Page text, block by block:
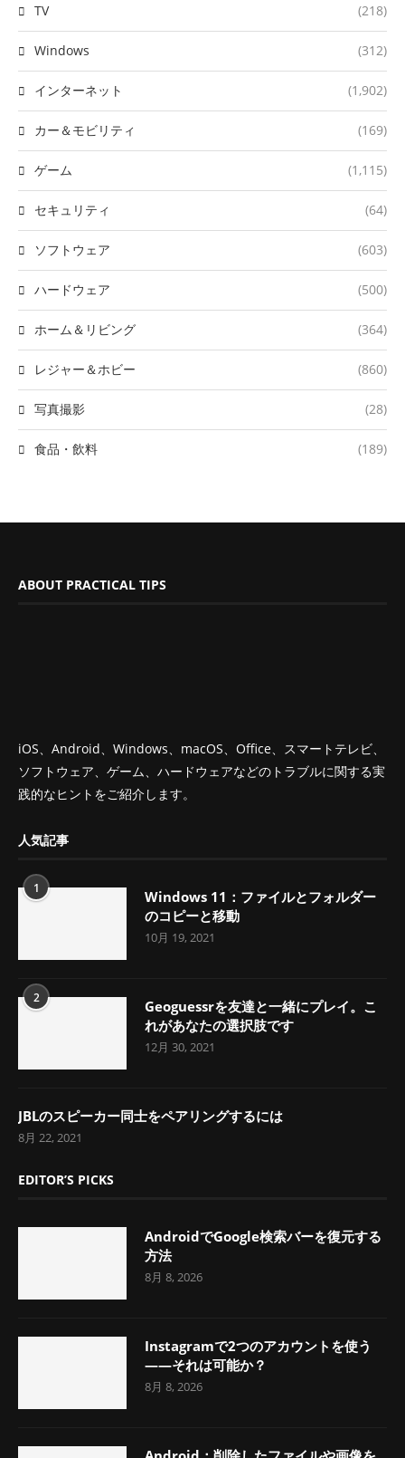
TV (218)
Windows (312)
インターネット (1,902)
カー＆モビリティ (169)
ゲーム (1,115)
セキュリティ (64)
ソフトウェア (603)
ハードウェア (500)
ホーム＆リビング (364)
レジャー＆ホビー (860)
写真撮影 (28)
食品・飲料 (189)
ABOUT PRACTICAL TIPS
iOS、Android、Windows、macOS、Office、スマートテレビ、
ソフトウェア、ゲーム、ハードウェアなどのトラブルに関する実
践的なヒントをご紹介します。
人気記事
1
Windows 11：ファイルとフォルダー
のコピーと移動
10月 19, 2021
2
Geoguessrを友達と一緒にプレイ。こ
れがあなたの選択肢です
12月 30, 2021
JBLのスピーカー同士をペアリングするには
8月 22, 2021
EDITOR’S PICKS
AndroidでGoogle検索バーを復元する
方法
8月 8, 2026
Instagramで2つのアカウントを使う
――それは可能か？
8月 8, 2026